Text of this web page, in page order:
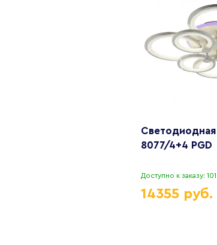
8077/4+4 PGD
Доступно к заказу:
14355 руб.